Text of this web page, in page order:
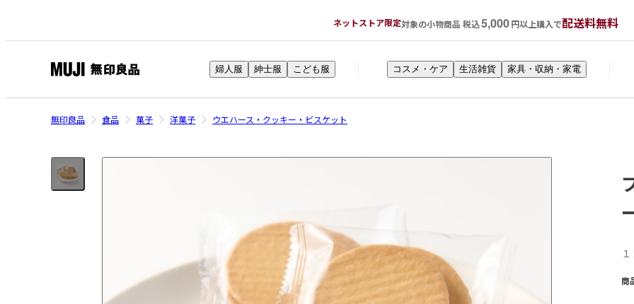
ネットストア限定対象の小物商品 税込5,000円以上購入で配送料無料
印
良
ネ
ッ
ト
婦人服 紳士服 こども服 コスメ・ケア 生活雑貨 家具・収納・家電
無印良品 食品 菓子 洋菓子 ウエハース・クッキー・ビスケット
商